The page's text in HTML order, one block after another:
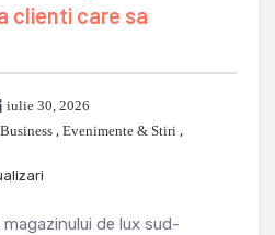
clienti care sa
iulie 30, 2026
Business , Evenimente & Stiri ,
de lux sud-